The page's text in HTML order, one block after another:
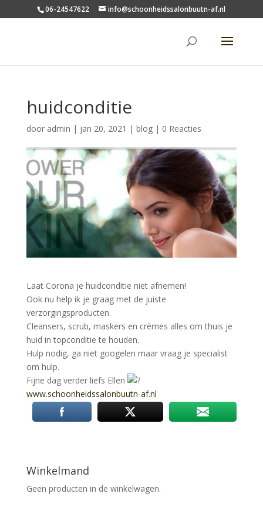
06-24547622 info@schoonheidssalonbuutn-af.nl
huidconditie
door admin | jan 20, 2021 | blog| 0 Reacties
Laat Corona je huidconditie niet afnemen!
Ook nu help ik je graag met de juiste
verzorgingsproducten.
Cleansers, scrub, maskers en crèmes alles om thuis je
huid in topconditie te houden.
Hulp nodig, ga niet googelen maar vraag je specialist
om hulp.
Fijne dag verder liefs Ellen
www.schoonheidssalonbuutn-af.nl
Winkelmand
Geen producten in de winkelwagen.